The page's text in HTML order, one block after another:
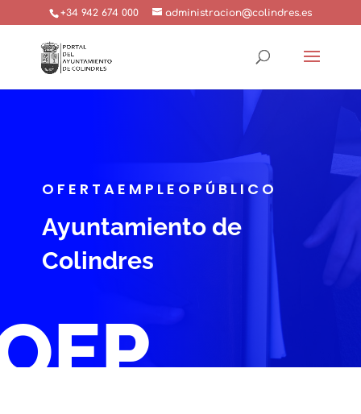
+34 942 674 000 administracion@colindres.es
OFERTAEMPLEOPÚBLICO
Ayuntamiento de
Colindres